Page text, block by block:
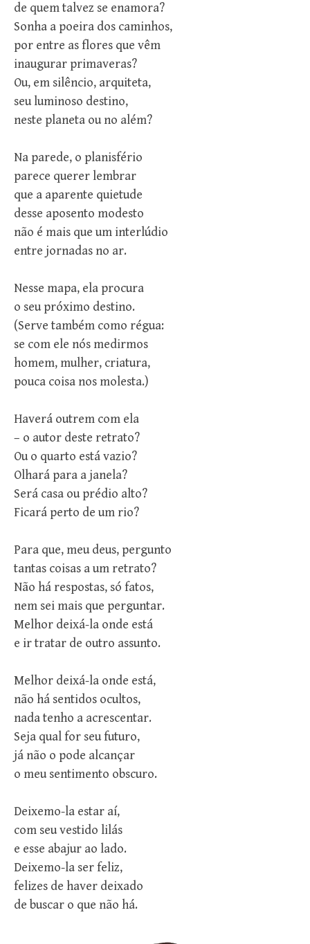
de quem talvez se enamora?
Sonha a poeira dos caminhos,
por entre as flores que vêm
inaugurar primaveras?
Ou, em silêncio, arquiteta,
seu luminoso destino,
neste planeta ou no além?
Na parede, o planisfério
parece querer lembrar
que a aparente quietude
desse aposento modesto
não é mais que um interlúdio
entre jornadas no ar.
Nesse mapa, ela procura
o seu próximo destino.
(Serve também como régua:
se com ele nós medirmos
homem, mulher, criatura,
pouca coisa nos molesta.)
Haverá outrem com ela
– o autor deste retrato?
Ou o quarto está vazio?
Olhará para a janela?
Será casa ou prédio alto?
Ficará perto de um rio?
Para que, meu deus, pergunto
tantas coisas a um retrato?
Não há respostas, só fatos,
nem sei mais que perguntar.
Melhor deixá-la onde está
e ir tratar de outro assunto.
Melhor deixá-la onde está,
não há sentidos ocultos,
nada tenho a acrescentar.
Seja qual for seu futuro,
já não o pode alcançar
o meu sentimento obscuro.
Deixemo-la estar aí,
com seu vestido lilás
e esse abajur ao lado.
Deixemo-la ser feliz,
felizes de haver deixado
de buscar o que não há.